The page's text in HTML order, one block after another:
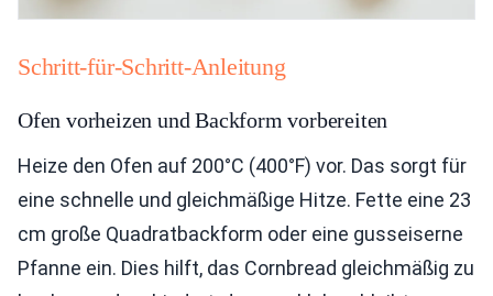
Schritt-für-Schritt-Anleitung
Ofen vorheizen und Backform vorbereiten
Heize den Ofen auf 200°C (400°F) vor. Das sorgt für
eine schnelle und gleichmäßige Hitze. Fette eine 23
cm große Quadratbackform oder eine gusseiserne
Pfanne ein. Dies hilft, das Cornbread gleichmäßig zu